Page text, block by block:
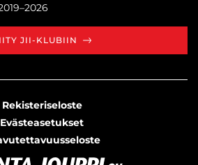
JII-KLUBIIN
Rekisteriseloste
Evästeasetukset